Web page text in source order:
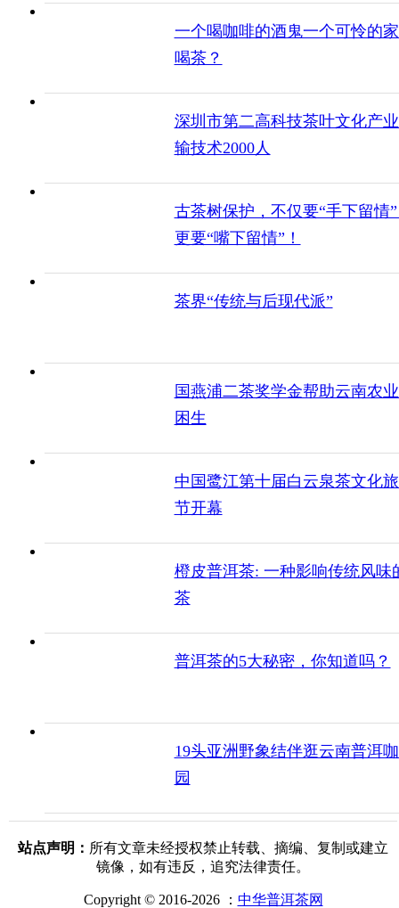
一个喝咖啡的酒鬼一个可怜的
喝茶？
深圳市第二高科技茶叶文化产
输技术2000人
古茶树保护，不仅要“手下留情
更要“嘴下留情”！
茶界“传统与后现代派”
国燕浦二茶奖学金帮助云南农
困生
中国鹭江第十届白云泉茶文化
节开幕
橙皮普洱茶: 一种影响传统风味
茶
普洱茶的5大秘密，你知道吗？
19头亚洲野象结伴逛云南普洱
园
站点声明： 所有文章未经授权禁止转载、摘编、复制或建立
镜像，如有违反，追究法律责任。
Copyright © 2016-2026 ： 中华普洱茶网